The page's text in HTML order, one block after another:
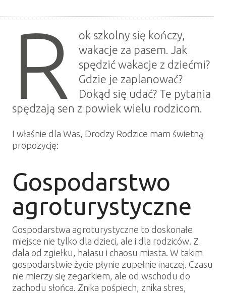
R
ok szkolny się kończy,
wakacje za pasem. Jak
spędzić wakacje z dziećmi?
Gdzie je zaplanować?
Dokąd się udać? Te pytania
spędzają sen z powiek wielu rodzicom.
I właśnie dla Was, Drodzy Rodzice mam świetną
propozycję:
Gospodarstwo
agroturystyczne
Gospodarstwa agroturystyczne to doskonałe
miejsce nie tylko dla dzieci, ale i dla rodziców. Z
dala od zgiełku, hałasu i chaosu miasta. W takim
gospodarstwie życie płynie zupełnie inaczej. Czasu
nie mierzy się zegarkiem, ale od wschodu do
zachodu słońca. Znika pośpiech, znika stres,